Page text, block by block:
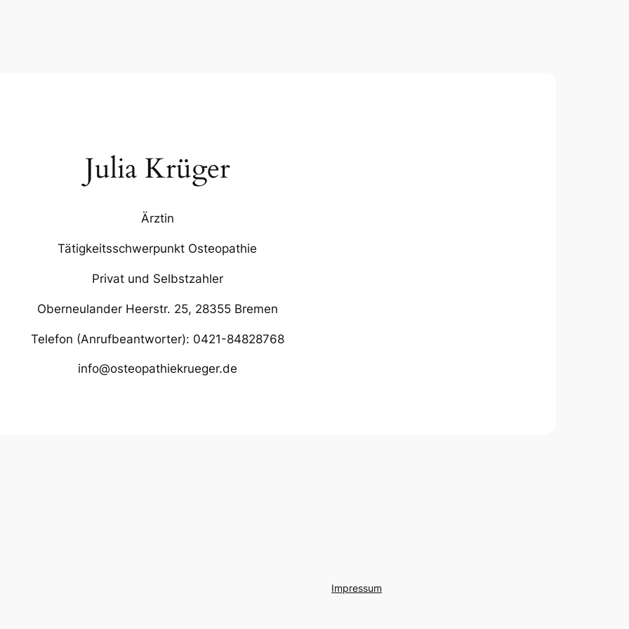
Julia Krüger
Ärztin
Tätigkeitsschwerpunkt Osteopathie
Privat und Selbstzahler
Oberneulander Heerstr. 25, 28355 Bremen
Telefon (Anrufbeantworter): 0421-84828768
info@osteopathiekrueger.de
Impressum